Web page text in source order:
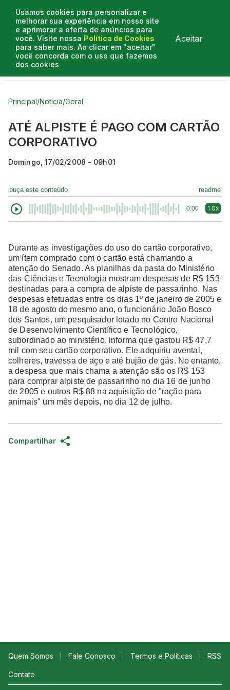
Usamos cookies para personalizar e
melhorar sua experiência em nosso site
e aprimorar a oferta de anúncios para
você. Visite nossa Política de Cookies
para saber mais. Ao clicar em "aceitar"
você concorda com o uso que fazemos
dos cookies
Aceitar
Curtas do Poder
Principal/Notícia/Geral
ATÉ ALPISTE É PAGO COM CARTÃO
CORPORATIVO
Domingo, 17/02/2008 - 09h01
ouça este conteúdo readme
0:00 1.0x
Durante as investigações do uso do cartão corporativo,
um ítem comprado com o cartão está chamando a
atenção do Senado. As planilhas da pasta do Ministério
das Ciências e Tecnologia mostram despesas de R$ 153
destinadas para a compra de alpiste de passarinho. Nas
despesas efetuadas entre os dias 1º de janeiro de 2005 e
18 de agosto do mesmo ano, o funcionário João Bosco
dos Santos, um pesquisador lotado no Centro Nacional
de Desenvolvimento Científico e Tecnológico,
subordinado ao ministério, informa que gastou R$ 47,7
mil com seu cartão corporativo. Ele adquiriu avental,
colheres, travessa de aço e até bujão de gás. No entanto,
a despesa que mais chama a atenção são os R$ 153
para comprar alpiste de passarinho no dia 16 de junho
de 2005 e outros R$ 88 na aquisição de "ração para
animais" um mês depois, no dia 12 de julho.
Compartilhar
Quem Somos Fale Conosco Termos e Políticas RSS
Contato